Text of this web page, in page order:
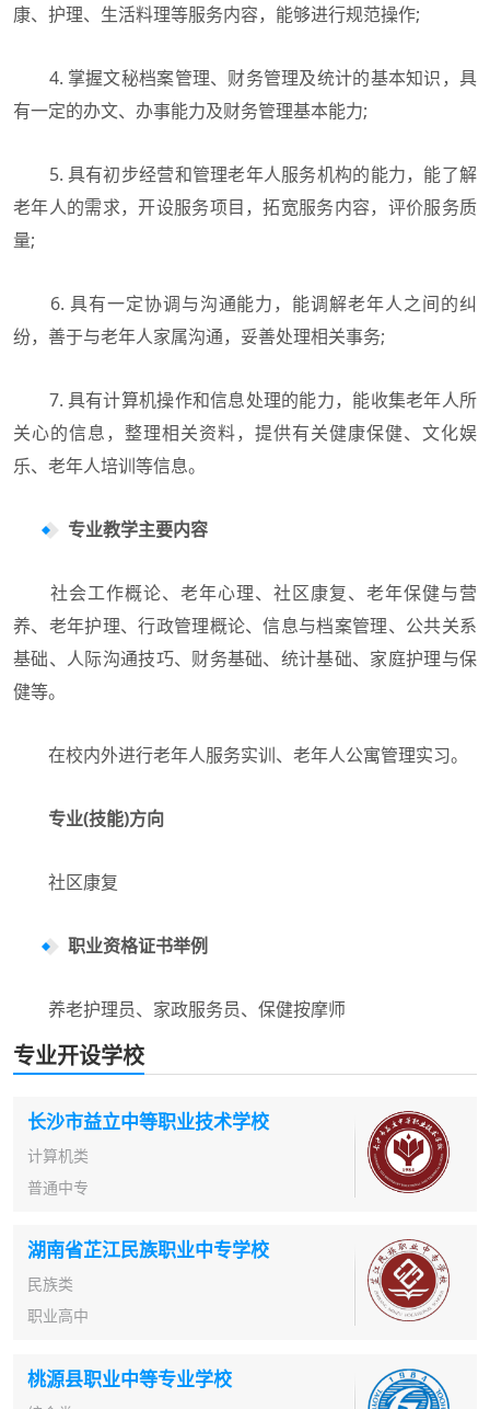
康、护理、生活料理等服务内容，能够进行规范操作;
4. 掌握文秘档案管理、财务管理及统计的基本知识，具
有一定的办文、办事能力及财务管理基本能力;
5. 具有初步经营和管理老年人服务机构的能力，能了解
老年人的需求，开设服务项目，拓宽服务内容，评价服务质
量;
6. 具有一定协调与沟通能力，能调解老年人之间的纠
纷，善于与老年人家属沟通，妥善处理相关事务;
7. 具有计算机操作和信息处理的能力，能收集老年人所
关心的信息，整理相关资料，提供有关健康保健、文化娱
乐、老年人培训等信息。
专业教学主要内容
社会工作概论、老年心理、社区康复、老年保健与营
养、老年护理、行政管理概论、信息与档案管理、公共关系
基础、人际沟通技巧、财务基础、统计基础、家庭护理与保
健等。
在校内外进行老年人服务实训、老年人公寓管理实习。
专业(技能)方向
社区康复
职业资格证书举例
养老护理员、家政服务员、保健按摩师
专业开设学校
长沙市益立中等职业技术学校
计算机类
普通中专
湖南省芷江民族职业中专学校
民族类
职业高中
桃源县职业中等专业学校